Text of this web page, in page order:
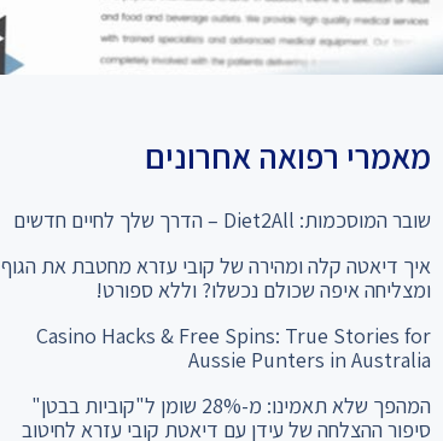
מאמרי רפואה אחרונים
שובר המוסכמות: Diet2All – הדרך שלך לחיים חדשים
איך דיאטה קלה ומהירה של קובי עזרא מחטבת את הגוף
ומצליחה איפה שכולם נכשלו? וללא ספורט!
Casino Hacks & Free Spins: True Stories for
Aussie Punters in Australia
המהפך שלא תאמינו: מ-28% שומן ל"קוביות בבטן"
סיפור ההצלחה של עידן עם דיאטת קובי עזרא לחיטוב